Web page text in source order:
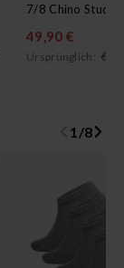
7/8 Chino Studio
49,90 €
Ursprünglich:
1 /8